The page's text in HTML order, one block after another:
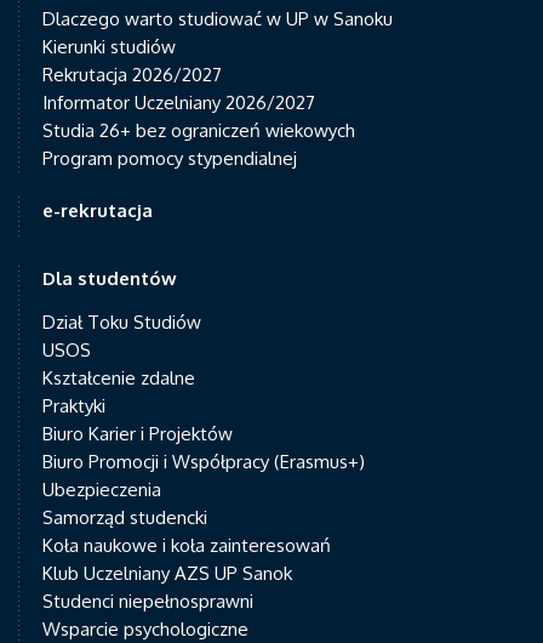
Dlaczego warto studiować w UP w Sanoku
Kierunki studiów
Rekrutacja 2026/2027
Informator Uczelniany 2026/2027
Studia 26+ bez ograniczeń wiekowych
Program pomocy stypendialnej
e-rekrutacja
Dla studentów
Dział Toku Studiów
USOS
Kształcenie zdalne
Praktyki
Biuro Karier i Projektów
Biuro Promocji i Współpracy (Erasmus+)
Ubezpieczenia
Samorząd studencki
Koła naukowe i koła zainteresowań
Klub Uczelniany AZS UP Sanok
Studenci niepełnosprawni
Wsparcie psychologiczne